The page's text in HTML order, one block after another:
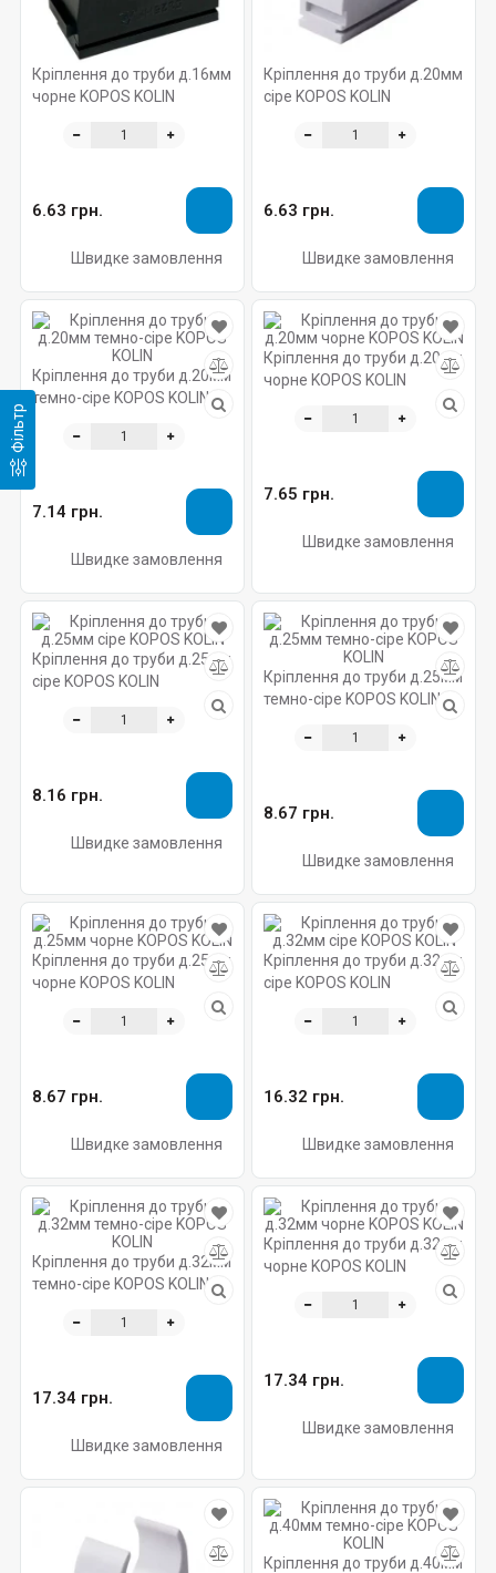
Фільтр
Кріплення до труби д.16мм
чорне KOPOS KOLIN
6.63 грн.
Швидке замовлення
Кріплення до труби д.20мм
сіре KOPOS KOLIN
6.63 грн.
Швидке замовлення
Кріплення до труби д.20мм
темно-сіре KOPOS KOLIN
7.14 грн.
Швидке замовлення
Кріплення до труби д.20мм
чорне KOPOS KOLIN
7.65 грн.
Швидке замовлення
Кріплення до труби д.25мм
сіре KOPOS KOLIN
8.16 грн.
Швидке замовлення
Кріплення до труби д.25мм
темно-сіре KOPOS KOLIN
8.67 грн.
Швидке замовлення
Кріплення до труби д.25мм
чорне KOPOS KOLIN
8.67 грн.
Швидке замовлення
Кріплення до труби д.32мм
сіре KOPOS KOLIN
16.32 грн.
Швидке замовлення
Кріплення до труби д.32мм
темно-сіре KOPOS KOLIN
17.34 грн.
Швидке замовлення
Кріплення до труби д.32мм
чорне KOPOS KOLIN
17.34 грн.
Швидке замовлення
Кріплення до труби д.40мм